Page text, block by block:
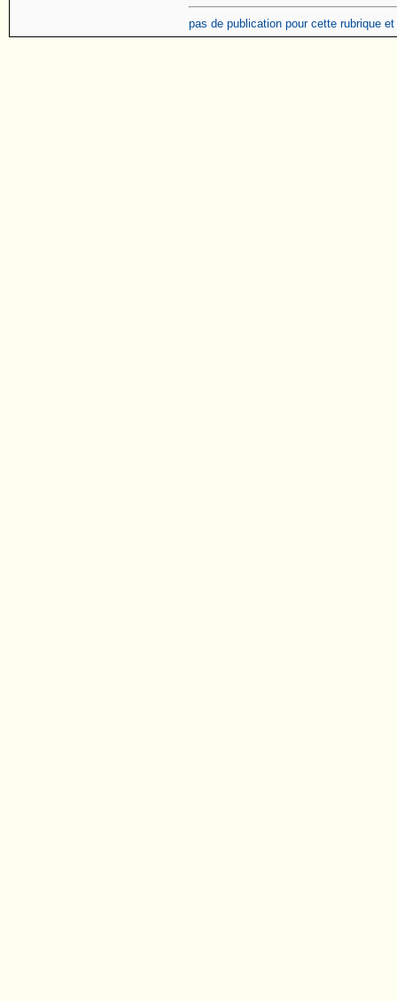
pas de publication pour cette rubrique